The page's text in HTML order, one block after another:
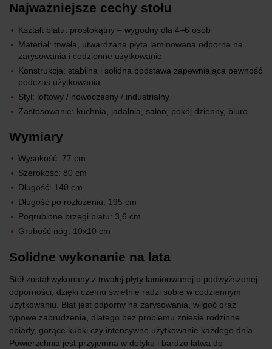
Najważniejsze cechy stołu
Kształt blatu: prostokątny – wygodny dla 4–6 osób
Materiał: trwała, utwardzana płyta laminowana odporna na
zarysowania i codzienne użytkowanie
Konstrukcja: stabilna i solidna podstawa zapewniająca pewność
podczas użytkowania
Styl: loftowy / nowoczesny / industrialny
Zastosowanie: kuchnia, jadalnia, salon, pokój dzienny, biuro
Wymiary
Wysokość: 77 cm
Szerokość: 80 cm
Długość: 140 cm
Długość po rozłożeniu: 195 cm
Pogrubione brzegi blatu: 3,6 cm
Grubość nóg: 10x10 cm
Solidne wykonanie na lata
Stół został wykonany z trwałej płyty laminowanej o podwyższonej
odporności, dzięki czemu świetnie radzi sobie w codziennym
użytkowaniu. Blat jest odporny na zarysowania, wilgoć oraz
typowe zabrudzenia, dlatego bez problemu zniesie rodzinne
obiady, gorące kubki czy intensywne użytkowanie każdego dnia.
Powierzchnia jest przyjemna w dotyku i bardzo łatwa do